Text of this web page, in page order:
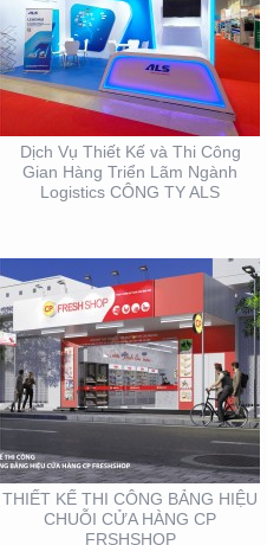
Dịch Vụ Thiết Kế và Thi Công
Gian Hàng Triển Lãm Ngành
Logistics CÔNG TY ALS
THIẾT KẾ THI CÔNG
BẢNG HIỆU CHUỖI CỬA
HÀNG CP FRSHSHOP
THIẾT KẾ THI CÔNG BẢNG HIỆU
CHUỖI CỬA HÀNG CP
FRSHSHOP
THIẾT KẾ NHẬN DIỆN
THƯƠNG HIỆU MINH
BOUTIQUE VIETNAM